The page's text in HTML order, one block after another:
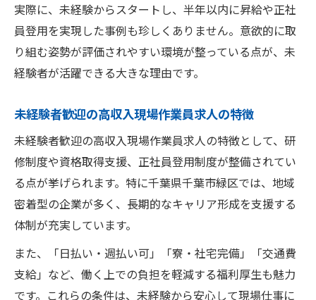
実際に、未経験からスタートし、半年以内に昇給や正社
員登用を実現した事例も珍しくありません。意欲的に取
り組む姿勢が評価されやすい環境が整っている点が、未
経験者が活躍できる大きな理由です。
未経験者歓迎の高収入現場作業員求人の特徴
未経験者歓迎の高収入現場作業員求人の特徴として、研
修制度や資格取得支援、正社員登用制度が整備されてい
る点が挙げられます。特に千葉県千葉市緑区では、地域
密着型の企業が多く、長期的なキャリア形成を支援する
体制が充実しています。
また、「日払い・週払い可」「寮・社宅完備」「交通費
支給」など、働く上での負担を軽減する福利厚生も魅力
です。これらの条件は、未経験から安心して現場仕事に